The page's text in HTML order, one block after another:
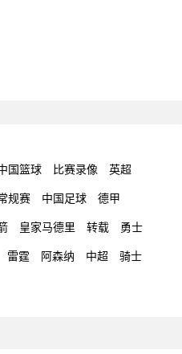
国篮球 比赛录像 英超
规赛 中国足球 德甲
皇家马德里 转载 勇士
雷霆 阿森纳 中超 骑士